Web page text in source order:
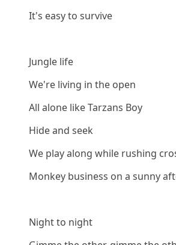
It's easy to survive
Jungle life
We're living in the open
All alone like Tarzans Boy
Hide and seek
We play along while rushing
Monkey business on a sunny
Night to night